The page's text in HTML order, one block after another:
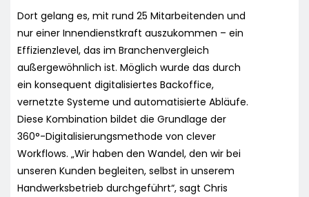
Dort gelang es, mit rund 25 Mitarbeitenden und
nur einer Innendienstkraft auszukommen – ein
Effizienzlevel, das im Branchenvergleich
außergewöhnlich ist. Möglich wurde das durch
ein konsequent digitalisiertes Backoffice,
vernetzte Systeme und automatisierte Abläufe.
Diese Kombination bildet die Grundlage der
360°-Digitalisierungsmethode von clever
Workflows. „Wir haben den Wandel, den wir bei
unseren Kunden begleiten, selbst in unserem
Handwerksbetrieb durchgeführt“, sagt Chris